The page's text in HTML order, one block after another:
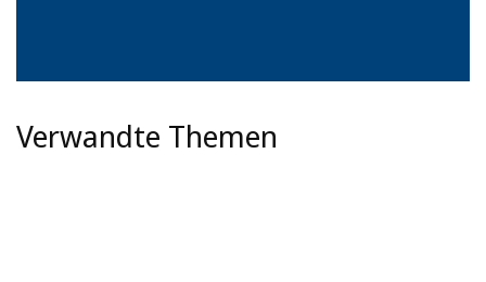
Verwandte Themen